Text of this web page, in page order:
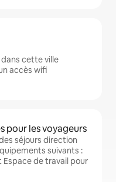
cette ville
accès wifi
pour les voyageurs
séjours direction
suivants :
Espace de travail pour